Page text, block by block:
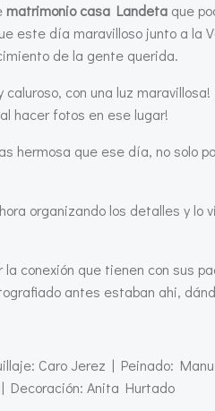
matrimonio casa Landeta que
este día maravilloso junto a la
de la gente querida.
caluroso, con una luz
hacer fotos en ese lugar!
hermosa que ese día, no solo
organizando los detalles y
conexión que tienen con sus
antes estaban ahi,
Caro Jerez | Peinado:
Decoración: Anita Hurtado